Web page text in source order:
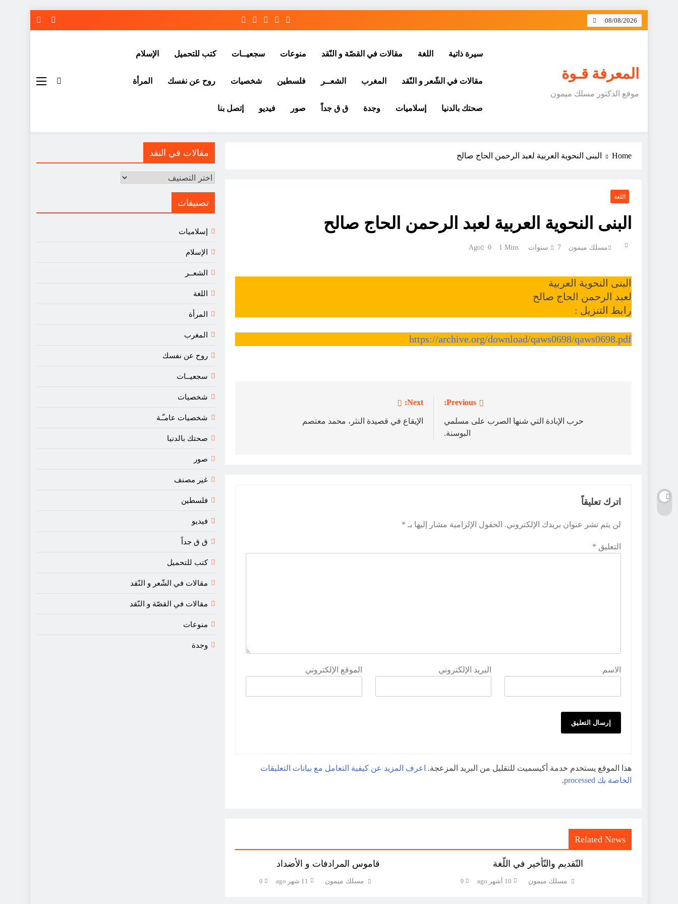
Skip
08/08/2026
المعرفة قـوة
موقع الدكتور مسلك ميمون
سيرة ذاتية اللغة مقالات في القصّة و النّقد منوعات سجعيــات كتب للتحميل الإسلام
مقالات في الشّعر و النّقد المغرب الشعــر فلسطين شخصيات روح عن نفسك المرأة
صحتك بالدنيا إسلاميات وجدة ق ق جداً صور فيديو إتصل بنا
Home البنى النحوية العربية لعبد الرحمن الحاج صالح
اللغة
البنى النحوية العربية لعبد الرحمن الحاج صالح
مسلك ميمون 7 سنوات Ago 0 1 Mins
البنى النحوية العربية
لعبد الرحمن الحاج صالح
رابط التنزيل :
https://archive.org/download/qaws0698/qaws0698.pdf
المقالات
Previous:
حرﺏ ﺍﻹﺑﺎﺩﺓ ﺍﻟﺘﻲ ﺷﻨﻬﺎ ﺍﻟﺼﺮﺏ ﻋﻠﻰ ﻣﺴﻠﻤﻲ
ﺍﻟﺒﻮﺳﻨﺔ.
Next:
الإيقاع في قصيدة النثر، محمد معتصم
اترك تعليقاً
لن يتم نشر عنوان بريدك الإلكتروني. الحقول الإلزامية مشار إليها بـ *
التعليق *
الاسم البريد الإلكتروني الموقع الإلكتروني
هذا الموقع يستخدم خدمة أكيسميت للتقليل من البريد المزعجة.
اعرف المزيد عن كيفية التعامل مع بيانات التعليقات
الخاصة بك processed
.
Related News
التّقديم والتّأخير في اللّغة
مسلك ميمون 10 أشهر ago 0
قاموس المرادفات و الأضداد
مسلك ميمون 11 شهر ago 0
مقالات في النقد
مقالات
النقد
تصنيفات
إسلاميات
الإسلام
الشعــر
اللغة
المرأة
المغرب
روح عن نفسك
سجعيــات
شخصيات
شخصيات عامـّـة
صحتك بالدنيا
صور
غير مصنف
فلسطين
فيديو
ق ق جداً
كتب للتحميل
مقالات في الشّعر و النّقد
مقالات في القصّة و النّقد
منوعات
وجدة